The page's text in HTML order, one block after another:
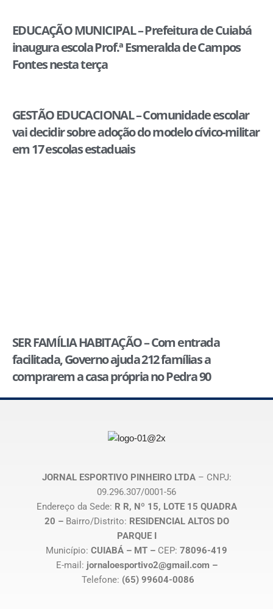
EDUCAÇÃO MUNICIPAL – Prefeitura de Cuiabá
inaugura escola Prof.ª Esmeralda de Campos
Fontes nesta terça
GESTÃO EDUCACIONAL – Comunidade escolar
vai decidir sobre adoção do modelo cívico-militar
em 17 escolas estaduais
SER FAMÍLIA HABITAÇÃO – Com entrada
facilitada, Governo ajuda 212 famílias a
comprarem a casa própria no Pedra 90
JORNAL ESPORTIVO PINHEIRO LTDA– CNPJ:
09.296.307/0001-56
Endereço da Sede: R R, Nº 15, LOTE 15 QUADRA
20 – Bairro/Distrito: RESIDENCIAL ALTOS DO
PARQUE I
Município: CUIABÁ – MT – CEP: 78096-419
E-mail: jornaloesportivo2@gmail.com –
Telefone: (65) 99604-0086